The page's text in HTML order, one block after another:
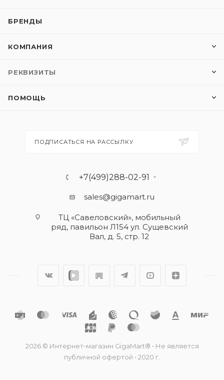
БРЕНДЫ
КОМПАНИЯ
РЕКВИЗИТЫ
ПОМОЩЬ
ПОДПИСАТЬСЯ НА РАССЫЛКУ
+7(499)288-02-91
sales@gigamart.ru
ТЦ «Савеловский», мобильный
ряд, павильон Л154 ул. Сущевский
Вал, д. 5, стр. 12
2026 © Интернет-магазин GigaMart® • Не является
публичной офертой • 2020 г.